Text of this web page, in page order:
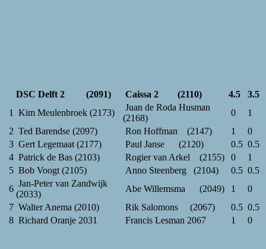
DSC Delft 2 (2091) Caissa 2 (2110) 4.5
3.5
1 Kim Meulenbroek (2173)
Juan de Roda Husman
(2168)
0
1
2 Ted Barendse (2097) Ron Hoffman (2147) 1
0
3 Gert Legemaat (2177) Paul Janse (2120) 0.5 0.5
4 Patrick de Bas (2103) Rogier van Arkel (2155) 0
1
5 Bob Voogt (2105) Anno Steenberg (2104) 0.5 0.5
6
Jan-Peter van Zandwijk
(2033)
Abe Willemsma (2049) 1
0
7 Walter Anema (2010) Rik Salomons (2067) 0.5 0.5
8 Richard Oranje 2031 Francis Lesman 2067 1 0